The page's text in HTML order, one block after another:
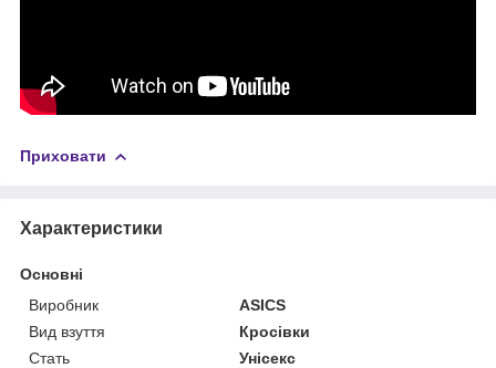
Приховати
Характеристики
Основні
Виробник
ASICS
Вид взуття
Кросівки
Стать
Унісекс